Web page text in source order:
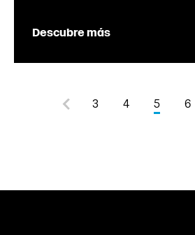
Descubre más
3 4 5 6